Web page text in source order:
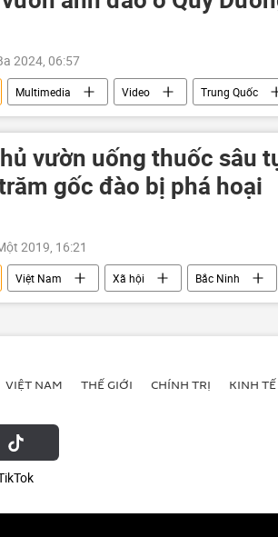
2024, 06:57
Multimedia Video Trung Quốc
vườn uống thuốc sâu
gốc đào bị phá hoại
2019, 16:21
Việt Nam Xã hội Bắc Ninh
VIỆT NAM THẾ GIỚI CHÍNH TRỊ KINH TẾ